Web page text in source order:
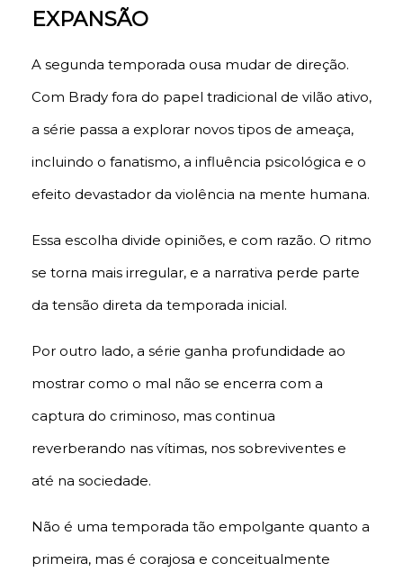
EXPANSÃO
A segunda temporada ousa mudar de direção.
Com Brady fora do papel tradicional de vilão ativo,
a série passa a explorar novos tipos de ameaça,
incluindo o fanatismo, a influência psicológica e o
efeito devastador da violência na mente humana.
Essa escolha divide opiniões, e com razão. O ritmo
se torna mais irregular, e a narrativa perde parte
da tensão direta da temporada inicial.
Por outro lado, a série ganha profundidade ao
mostrar como o mal não se encerra com a
captura do criminoso, mas continua
reverberando nas vítimas, nos sobreviventes e
até na sociedade.
Não é uma temporada tão empolgante quanto a
primeira, mas é corajosa e conceitualmente